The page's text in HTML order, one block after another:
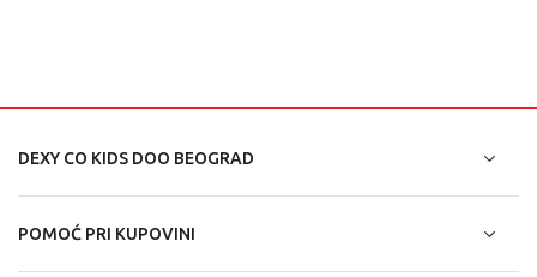
DEXY CO KIDS DOO BEOGRAD
POMOĆ PRI KUPOVINI